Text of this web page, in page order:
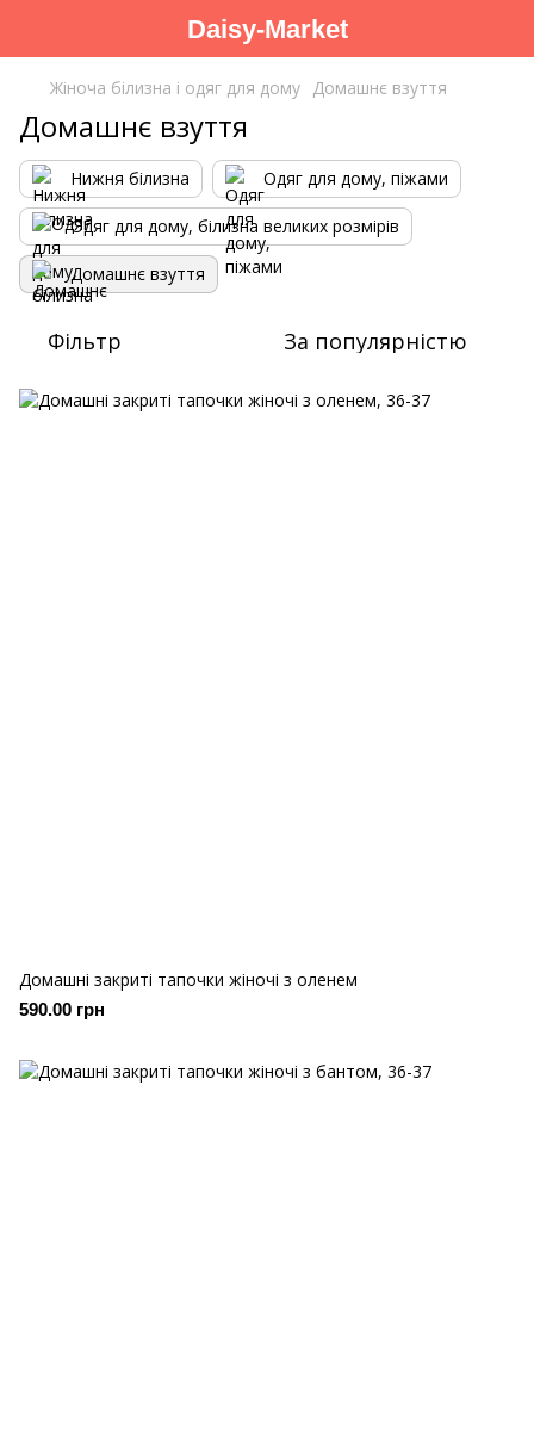
Daisy-Market
Жіноча білизна і одяг для дому Домашнє взуття
Домашнє взуття
Нижня білизна Одяг для дому, піжами
Одяг для дому, білизна великих розмірів
Домашнє взуття
Фільтр За популярністю
Домашні закриті тапочки жіночі з оленем
590.00 грн